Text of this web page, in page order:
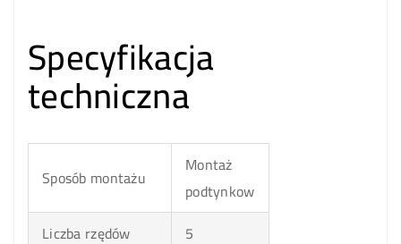
Specyfikacja
techniczna
Sposób montażu
Montaż
podtynkow
Liczba rzędów
5